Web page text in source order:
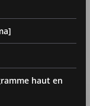
haut en